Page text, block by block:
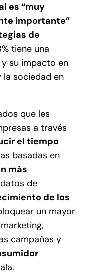
es “muy
importante”
de
tiene una
su impacto en
la sociedad en
que les
a través
el tiempo
basadas en
más
de
de los
un mayor
campañas y